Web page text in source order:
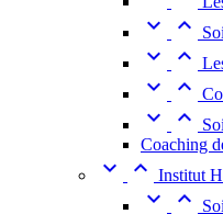
 
 
 
 
Coaching
  Institut
 